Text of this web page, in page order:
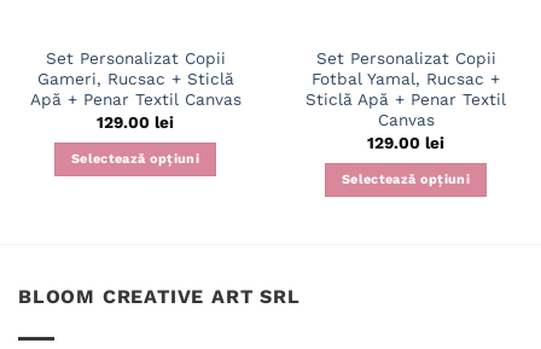
Set Personalizat Copii
Gameri, Rucsac + Sticlă
Apă + Penar Textil Canvas
129.00 lei
Selectează opțiuni
Set Personalizat Copii
Fotbal Yamal, Rucsac +
Sticlă Apă + Penar Textil
Canvas
129.00 lei
Selectează opțiuni
BLOOM CREATIVE ART SRL